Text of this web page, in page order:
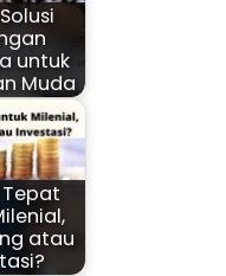
untuk
Muda
Tepat
atau